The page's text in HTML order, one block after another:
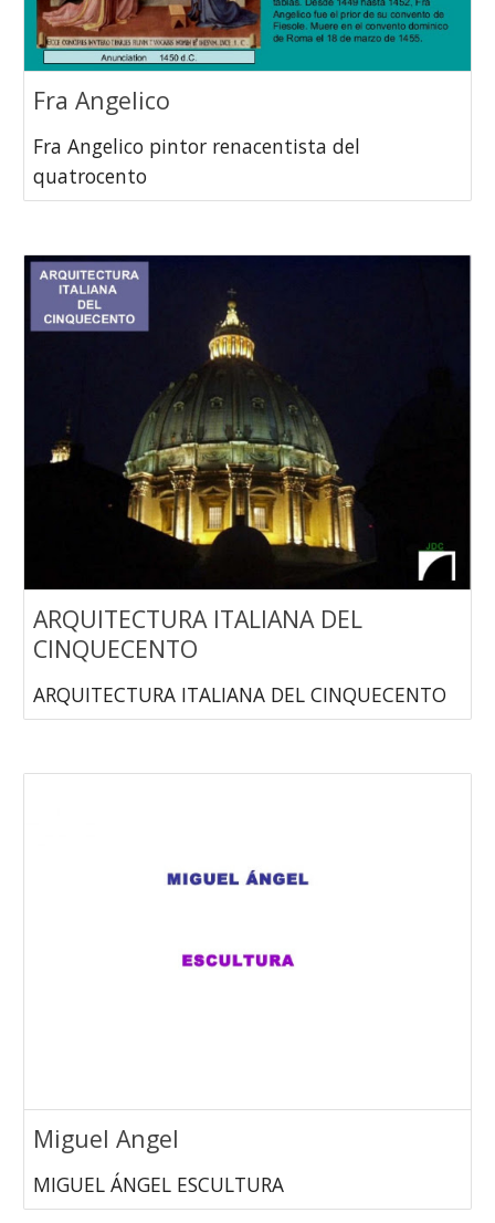
Fra Angelico
Fra Angelico pintor renacentista del
quatrocento
ARQUITECTURA ITALIANA DEL
CINQUECENTO
ARQUITECTURA ITALIANA DEL CINQUECENTO
Miguel Angel
MIGUEL ÁNGEL ESCULTURA